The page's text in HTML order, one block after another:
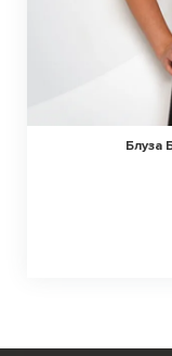
Блуза